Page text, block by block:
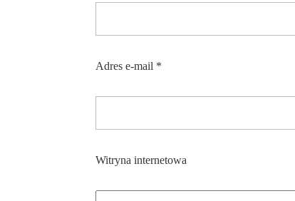
Adres e-mail *
Witryna internetowa